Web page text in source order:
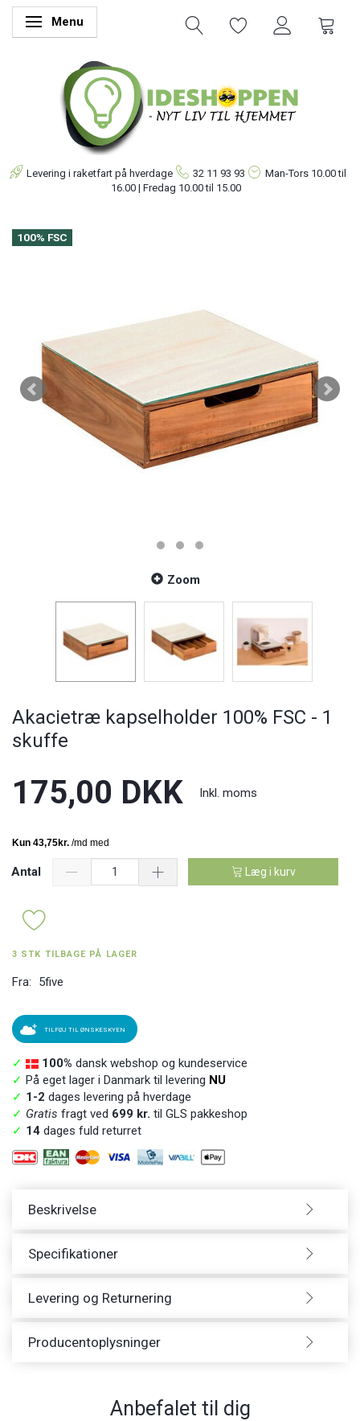
Skifte navigation
Menu
Levering i raketfart på hverdage 32 11 93 93 Man-Tors 10.00 til
16.00 | Fredag 10.00 til 15.00
100% FSC
Zoom
Akacietræ kapselholder 100% FSC - 1
skuffe
175,00 DKK Inkl. moms
Antal Læg i kurv
3 STK TILBAGE PÅ LAGER
Fra: 5five
TILFØJ TIL ØNSKESKYEN
✓ 100% dansk webshop og kundeservice
✓ På eget lager i Danmark til levering NU
✓ 1-2 dages levering på hverdage
✓ Gratis fragt ved 699 kr. til GLS pakkeshop
✓ 14 dages fuld returret
Beskrivelse
Specifikationer
Levering og Returnering
Producentoplysninger
Anbefalet til dig